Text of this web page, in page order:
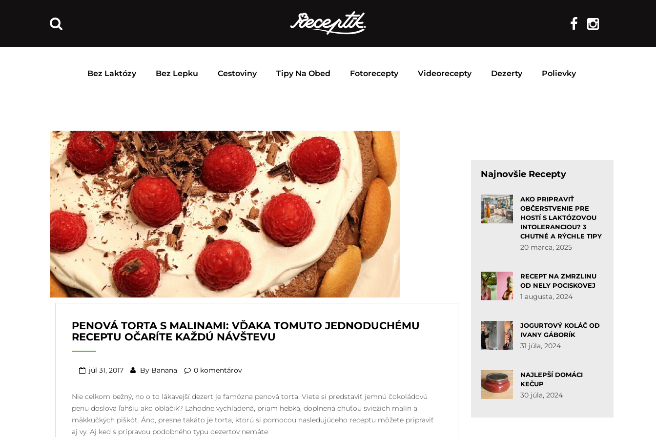
Bez Laktózy Bez Lepku Cestoviny Tipy Na Obed Fotorecepty Videorecepty Dezerty Polievky
PENOVÁ TORTA S MALINAMI: VĎAKA TOMUTO JEDNODUCHÉMU
RECEPTU OČARÍTE KAŽDÚ NÁVŠTEVU
júl 31, 2017 By Banana 0 komentárov
Nie celkom bežný, no o to lákavejší dezert je famózna penová torta. Viete si predstaviť jemnú čokoládovú
penu doslova ľahšiu ako obláčik? Lahodne vychladená, priam hebká, doplnená chuťou sviežich malín a
mäkkučkých piškót. Áno, presne takáto je torta, ktorú si pomocou nasledujúceho receptu môžete pripraviť
aj vy. Aj keď s prípravou podobného typu dezertov nemáte
Najnovšie Recepty
AKO PRIPRAVIŤ
OBČERSTVENIE PRE
HOSTÍ S LAKTÓZOVOU
INTOLERANCIOU? 3
CHUTNÉ A RÝCHLE TIPY
20 marca, 2025
RECEPT NA ZMRZLINU
OD NELY POCISKOVEJ
1 augusta, 2024
JOGURTOVÝ KOLÁČ OD
IVANY GÁBORÍK
31 júla, 2024
NAJLEPŠÍ DOMÁCI
KEČUP
30 júla, 2024